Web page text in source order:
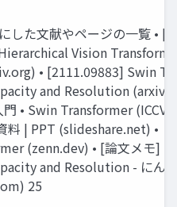
した文献やページの一覧 •
Vision
• [2111.09883] Swin
and Resolution
• Swin Transformer
料 | PPT (slideshare.net) •
(zenn.dev) • [論文メモ]
and Resolution - にん
25